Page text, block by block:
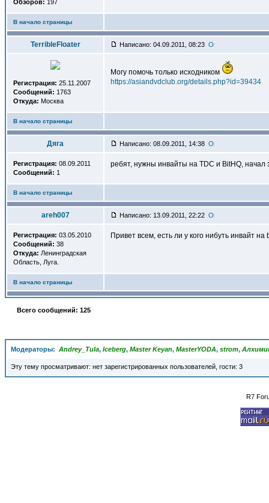
Обзоров: 197
В начало страницы
TerribleFloater Написано: 04.09.2011, 08:23
Регистрация: 25.11.2007
Сообщений: 1763
Откуда: Москва
Могу помочь только исходником
https://asiandvdclub.org/details.php?id=39434
В начало страницы
Дяга Написано: 08.09.2011, 14:38
Регистрация: 08.09.2011
Сообщений: 1
ребят, нужны инвайты на TDC и BitHQ, начал
В начало страницы
areh007 Написано: 13.09.2011, 22:22
Регистрация: 03.05.2010
Сообщений: 38
Откуда: Ленинградская
Область, Луга.
Привет всем, есть ли у кого нибуть инвайт
В начало страницы
Всего сообщений: 125
Модераторы: Andrey_Tula, Iceberg, Master Keyan, MasterYODA, strom,
Эту тему просматривают: нет зарегистрированных пользователей, гости: 3
R7